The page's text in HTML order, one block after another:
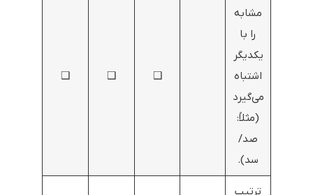
مشابه
را با
یکدیگر
اشتباه
می‌گیرد
(مثلاً:
صد/
سد).
❑
❑
❑
ترتیب